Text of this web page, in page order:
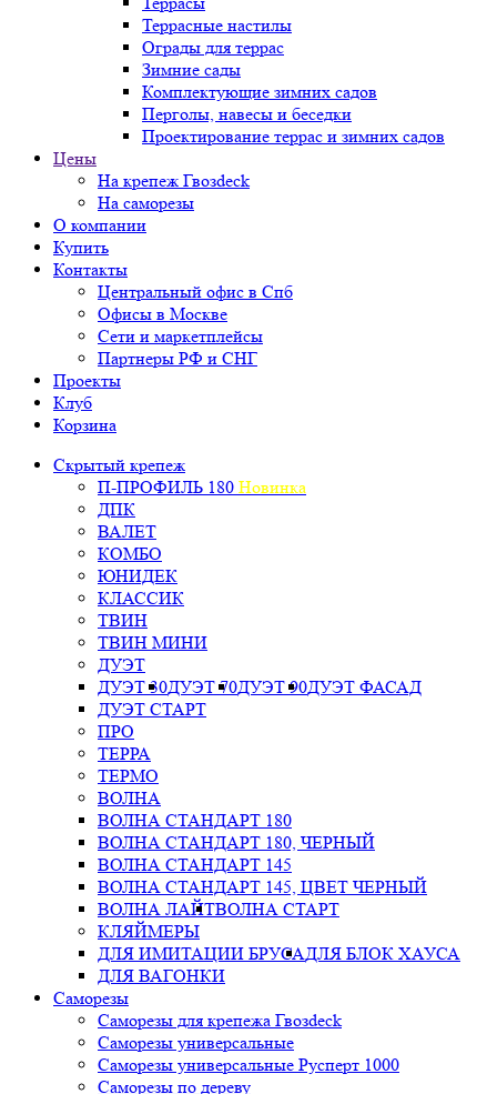
Террасные настилы
Ограды для террас
Зимние сады
Комплектующие зимних садов
Перголы, навесы и беседки
Проектирование террас и зимних садов
Цены
На крепеж Гвозdeck
На саморезы
О компании
Купить
Контакты
Центральный офис в Спб
Офисы в Москве
Сети и маркетплейсы
Партнеры РФ и СНГ
Проекты
Клуб
Корзина
Скрытый крепеж
П-ПРОФИЛЬ 180 Новинка
ДПК
ВАЛЕТ
КОМБО
ЮНИДЕК
КЛАССИК
ТВИН
ТВИН МИНИ
ДУЭТ
ДУЭТ 30ДУЭТ 70ДУЭТ 90ДУЭТ ФАСАД
ДУЭТ СТАРТ
ПРО
ТЕРРА
ТЕРМО
ВОЛНА
ВОЛНА СТАНДАРТ 180
ВОЛНА СТАНДАРТ 180, ЧЕРНЫЙ
ВОЛНА СТАНДАРТ 145
ВОЛНА СТАНДАРТ 145, ЦВЕТ ЧЕРНЫЙ
ВОЛНА ЛАЙТВОЛНА СТАРТ
КЛЯЙМЕРЫ
ДЛЯ ИМИТАЦИИ БРУСАДЛЯ БЛОК ХАУСА
ДЛЯ ВАГОНКИ
Саморезы
Саморезы для крепежа Гвозdeck
Саморезы универсальные
Саморезы универсальные Русперт 1000
Саморезы по дереву